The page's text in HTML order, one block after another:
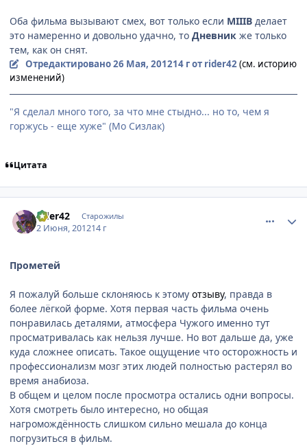
Оба фильма вызывают смех, вот только если MIIIB делает
это намеренно и довольно удачно, то Дневник же только
тем, как он снят.
Отредактировано26 Мая, 201214 гот rider42(см. историю
изменений)
"Я сделал много того, за что мне стыдно... но то, чем я
горжусь - еще хуже" (Мо Сизлак)
Цитата
rider42 Старожилы
2 Июня, 201214 г
Прометей
Я пожалуй больше склоняюсь к этому отзыву, правда в
более лёгкой форме. Хотя первая часть фильма очень
понравилась деталями, атмосфера Чужого именно тут
просматривалась как нельзя лучше. Но вот дальше да, уже
куда сложнее описать. Такое ощущение что осторожность и
профессионализм мозг этих людей полностью растерял во
время анабиоза.
В общем и целом после просмотра остались одни вопросы.
Хотя смотреть было интересно, но общая
нагромождённость слишком сильно мешала до конца
погрузиться в фильм.